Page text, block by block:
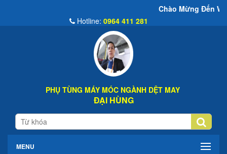
Chào Mừng Đến Website Đại
Hotline: 0964 411 281
PHỤ TÙNG MÁY MÓC NGÀNH DỆT MAY
ĐẠI HÙNG
MENU